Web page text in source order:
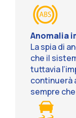
Anomalia
La spia di
che il
tuttavia
continuerà
sempre